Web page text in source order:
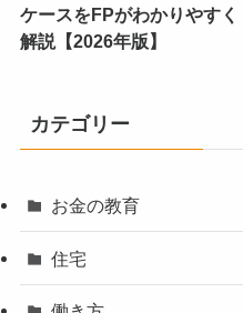
ケースをFPがわかりやすく
解説【2026年版】
カテゴリー
お金の教育
住宅